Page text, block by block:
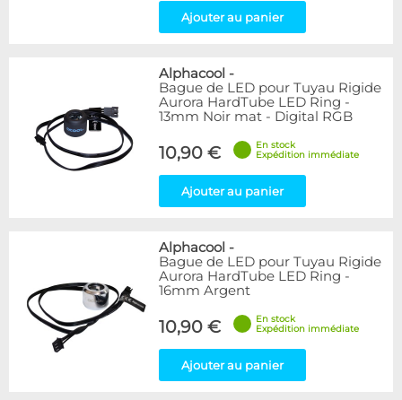
9
15
Plexi
5
Rouge
Transparent
40
Vert
Disponibilité / Promotions
Articles en promotions
Appliquer
Ajouter au panier
Alphacool -
Bague de LED pour Tuyau Rigide
Aurora HardTube LED Ring -
13mm Noir mat - Digital RGB
10,90 €
En stock
Expédition immédiate
Ajouter au panier
Alphacool -
Bague de LED pour Tuyau Rigide
Aurora HardTube LED Ring -
16mm Argent
10,90 €
En stock
Expédition immédiate
Ajouter au panier